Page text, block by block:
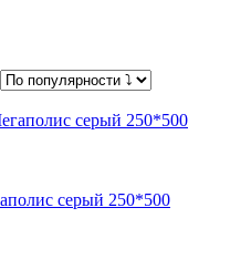
серый 250*500